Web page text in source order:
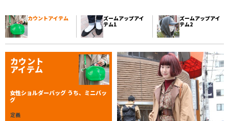
カウントアイテム
ズームアップアイ
テム1
ズームアップアイ
テム2
カウント
アイテム
女性ショルダーバッグ うち、ミニバッ
グ
定義